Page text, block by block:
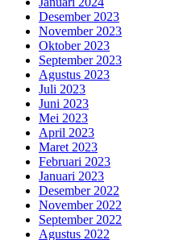
Desember 2023
November 2023
Oktober 2023
September 2023
Agustus 2023
Juli 2023
Juni 2023
Mei 2023
April 2023
Maret 2023
Februari 2023
Januari 2023
Desember 2022
November 2022
September 2022
Agustus 2022